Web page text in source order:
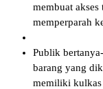
membuat akses
memperparah
Publik
barang yang
memiliki kulkas